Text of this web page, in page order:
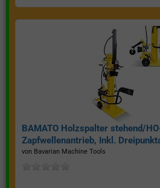
BAMATO Holzspalter stehend/
Zapfwellenantrieb, Inkl.
Spaltkraft 22 Tonnen*
von Bavarian Machine Tools